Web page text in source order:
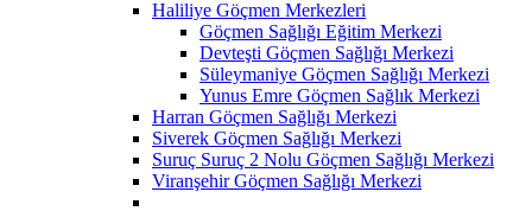
Haliliye Göçmen Merkezleri
Göçmen Sağlığı Eğitim Merkezi
Devteşti Göçmen Sağlığı Merkezi
Süleymaniye Göçmen Sağlığı Merkezi
Yunus Emre Göçmen Sağlık Merkezi
Harran Göçmen Sağlığı Merkezi
Siverek Göçmen Sağlığı Merkezi
Suruç Suruç 2 Nolu Göçmen Sağlığı Merkezi
Viranşehir Göçmen Sağlığı Merkezi